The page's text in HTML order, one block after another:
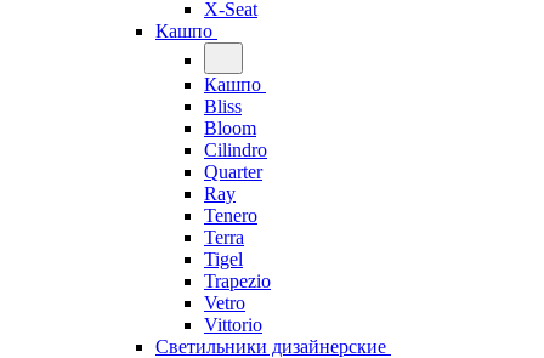
X-Seat
Кашпо
Кашпо
Bliss
Bloom
Cilindro
Quarter
Ray
Tenero
Terra
Tigel
Trapezio
Vetro
Vittorio
Светильники дизайнерские